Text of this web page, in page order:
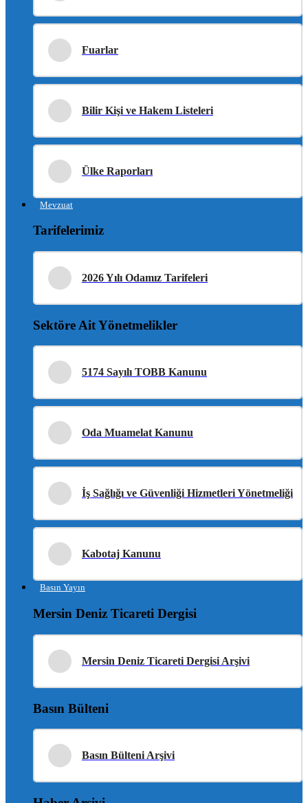
Fuarlar
Bilir Kişi ve Hakem Listeleri
Ülke Raporları
Mevzuat
Tarifelerimiz
2026 Yılı Odamız Tarifeleri
Sektöre Ait Yönetmelikler
5174 Sayılı TOBB Kanunu
Oda Muamelat Kanunu
İş Sağlığı ve Güvenliği Hizmetleri Yönetmeliği
Kabotaj Kanunu
Basın Yayın
Mersin Deniz Ticareti Dergisi
Mersin Deniz Ticareti Dergisi Arşivi
Basın Bülteni
Basın Bülteni Arşivi